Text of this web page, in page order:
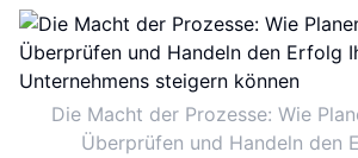
Die Macht der Prozesse: Wie
Überprüfen und Handeln den